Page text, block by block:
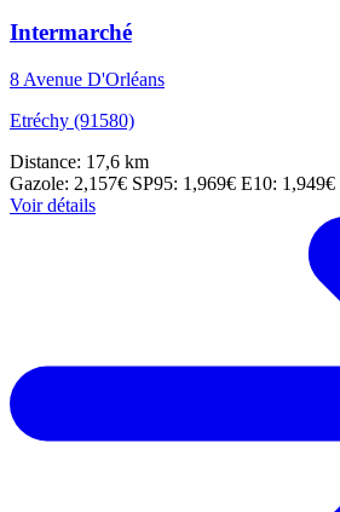
Intermarché
8 Avenue D'Orléans
Etréchy (91580)
Distance: 17,6 km
Gazole: 2,157€ SP95: 1,969€ E10: 1,949€
Voir détails